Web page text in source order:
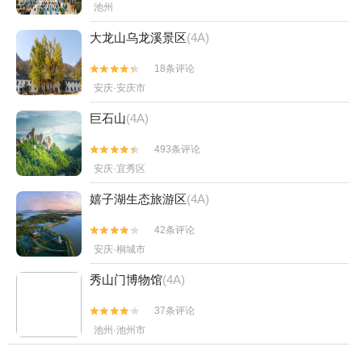
池州
大龙山乌龙溪景区(4A)


18条评论
安庆·安庆市
巨石山(4A)


493条评论
安庆·宜秀区
嬉子湖生态旅游区(4A)


42条评论
安庆·桐城市
秀山门博物馆(4A)


37条评论
池州·池州市